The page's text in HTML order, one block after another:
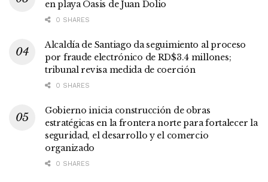
en playa Oasis de Juan Dolio
0 SHARES
Alcaldía de Santiago da seguimiento al proceso
por fraude electrónico de RD$3.4 millones;
tribunal revisa medida de coerción
0 SHARES
Gobierno inicia construcción de obras
estratégicas en la frontera norte para fortalecer la
seguridad, el desarrollo y el comercio
organizado
0 SHARES